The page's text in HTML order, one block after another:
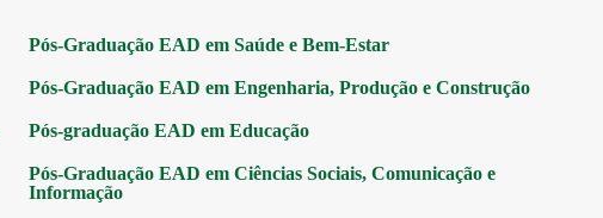
Pós-Graduação EAD em Saúde e Bem-Estar
Pós-Graduação EAD em Engenharia, Produção e Construção
Pós-graduação EAD em Educação
Pós-Graduação EAD em Ciências Sociais, Comunicação e
Informação